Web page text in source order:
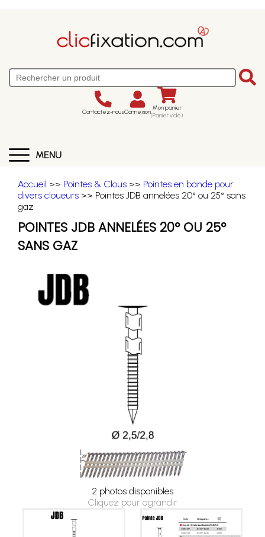
Contactez-nousConnexion Mon panier
(Panier vide)
MENU
Accueil >> Pointes & Clous >> Pointes en bande pour
divers cloueurs >> Pointes JDB annelées 20° ou 25° sans
gaz
POINTES JDB ANNELÉES 20° OU 25°
SANS GAZ
2 photos disponibles
Cliquez pour agrandir